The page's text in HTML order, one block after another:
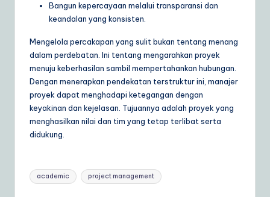
Bangun kepercayaan melalui transparansi dan
keandalan yang konsisten.
Mengelola percakapan yang sulit bukan tentang menang
dalam perdebatan. Ini tentang mengarahkan proyek
menuju keberhasilan sambil mempertahankan hubungan.
Dengan menerapkan pendekatan terstruktur ini, manajer
proyek dapat menghadapi ketegangan dengan
keyakinan dan kejelasan. Tujuannya adalah proyek yang
menghasilkan nilai dan tim yang tetap terlibat serta
didukung.
Tags:
academic project management